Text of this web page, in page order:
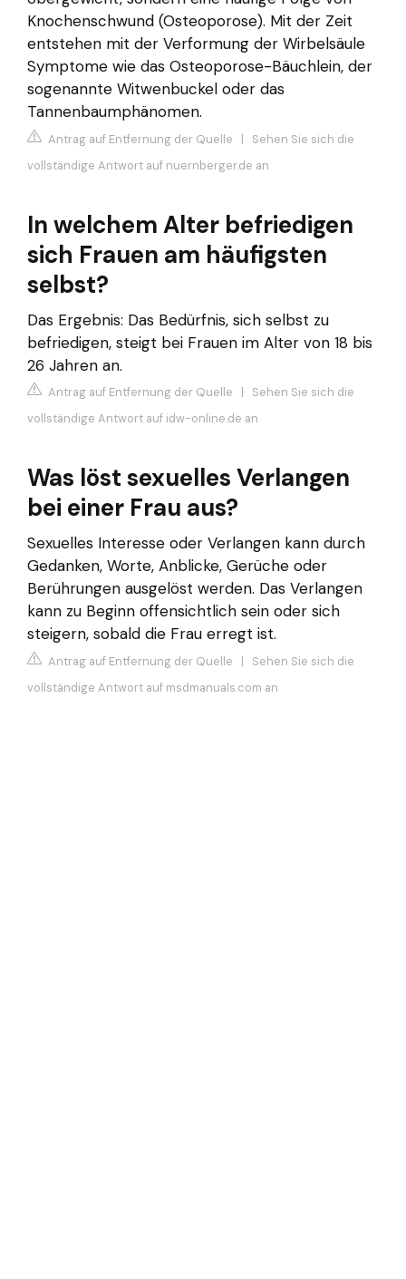
Knochenschwund (Osteoporose). Mit der Zeit
entstehen mit der Verformung der Wirbelsäule
Symptome wie das Osteoporose-Bäuchlein, der
sogenannte Witwenbuckel oder das
Tannenbaumphänomen.
Antrag auf Entfernung der Quelle | Sehen Sie sich die
vollständige Antwort auf nuernberger.de an
In welchem Alter befriedigen
sich Frauen am häufigsten
selbst?
Das Ergebnis: Das Bedürfnis, sich selbst zu
befriedigen, steigt bei Frauen im Alter von 18 bis
26 Jahren an.
Antrag auf Entfernung der Quelle | Sehen Sie sich die
vollständige Antwort auf idw-online.de an
Was löst sexuelles Verlangen
bei einer Frau aus?
Sexuelles Interesse oder Verlangen kann durch
Gedanken, Worte, Anblicke, Gerüche oder
Berührungen ausgelöst werden. Das Verlangen
kann zu Beginn offensichtlich sein oder sich
steigern, sobald die Frau erregt ist.
Antrag auf Entfernung der Quelle | Sehen Sie sich die
vollständige Antwort auf msdmanuals.com an